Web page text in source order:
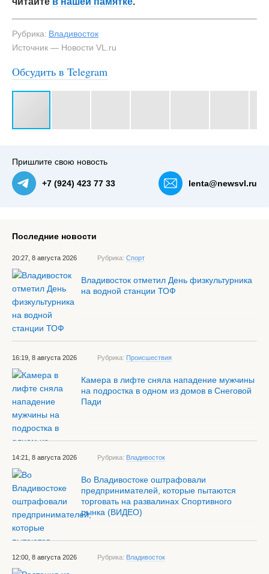
Рубрика: Владивосток
Источник — Новости VL.ru
Обсудить в Telegram
Пришлите свою новость
+7 (924) 423 77 33 lenta@newsvl.ru
Последние новости
20:27, 8 августа 2026 Рубрика: Спорт
Владивосток отметил День физкультурника
на водной станции ТОФ
16:19, 8 августа 2026 Рубрика: Происшествия
Камера в лифте сняла нападение мужчины
на подростка в одном из домов в Снеговой
Пади
14:21, 8 августа 2026 Рубрика: Владивосток
Во Владивостоке оштрафовали
предпринимателей, которые пытаются
торговать на развалинах Спортивного
рынка (ВИДЕО)
12:00, 8 августа 2026 Рубрика: Владивосток